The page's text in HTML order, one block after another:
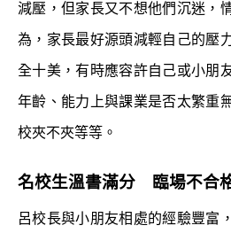
減壓，但家長又不想他們沉迷，
為，家長最好源頭減輕自己的壓
全十美，有時應容許自己或小朋
年齡、能力上與課業是否太繁重
校夾不夾等等。
名校生溫書滿分 臨場不合
呂校長與小朋友相處的經驗豐富